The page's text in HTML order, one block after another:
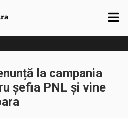
la campania
șefia PNL și vine